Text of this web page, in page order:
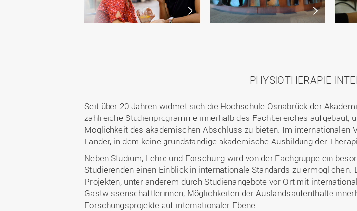
PHYSIOTHERAPIE
Seit über 20 Jahren widmet sich die Hochschule Osnabrück der
zahlreiche Studienprogramme innerhalb des Fachbereiches aufgebaut,
Möglichkeit des akademischen Abschluss zu bieten. Im internationalen
Länder, in dem keine grundständige akademische Ausbildung der
Neben Studium, Lehre und Forschung wird von der Fachgruppe ein
Studierenden einen Einblick in internationale Standards zu
Projekten, unter anderem durch Studienangebote vor Ort mit
Gastwissenschaftlerinnen, Möglichkeiten der Auslandsaufenthalte
Forschungsprojekte auf internationaler Ebene.